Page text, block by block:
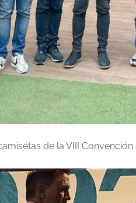
de la VIII